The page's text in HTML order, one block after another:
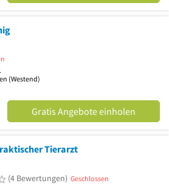
(Westend)
Gratis Angebote einholen
Tierarzt
4 von 5 Sternen
(4 Bewertungen) Geschlossen